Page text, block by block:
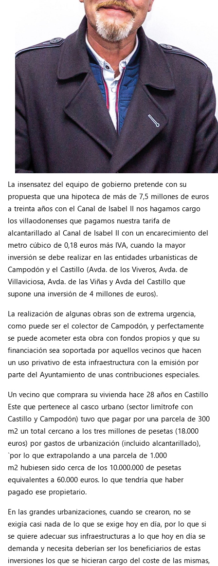
La insensatez del equipo de gobierno pretende con su
propuesta que una hipoteca de más de 7,5 millones de euros
a treinta años con el Canal de Isabel II nos hagamos cargo
los villaodonenses que pagamos nuestra tarifa de
alcantarillado al Canal de Isabel II con un encarecimiento del
metro cúbico de 0,18 euros más IVA, cuando la mayor
inversión se debe realizar en las entidades urbanísticas de
Campodón y el Castillo (Avda. de los Viveros, Avda. de
Villaviciosa, Avda. de las Viñas y Avda del Castillo que
supone una inversión de 4 millones de euros).
La realización de algunas obras son de extrema urgencia,
como puede ser el colector de Campodón, y perfectamente
se puede acometer esta obra con fondos propios y que su
financiación sea soportada por aquellos vecinos que hacen
un uso privativo de esta infraestructura con la emisión por
parte del Ayuntamiento de unas contribuciones especiales.
Un vecino que comprara su vivienda hace 28 años en Castillo
Este que pertenece al casco urbano (sector limítrofe con
Castillo y Campodón) tuvo que pagar por una parcela de 300
m2 un total cercano a los tres millones de pesetas (18.000
euros) por gastos de urbanización (incluido alcantarillado),
`por lo que extrapolando a una parcela de 1.000
m2 hubiesen sido cerca de los 10.000.000 de pesetas
equivalentes a 60.000 euros. lo que tendría que haber
pagado ese propietario.
En las grandes urbanizaciones, cuando se crearon, no se
exigía casi nada de lo que se exige hoy en día, por lo que si
se quiere adecuar sus infraestructuras a lo que hoy en día se
demanda y necesita deberían ser los beneficiarios de estas
inversiones los que se hicieran cargo del coste de las mismas,